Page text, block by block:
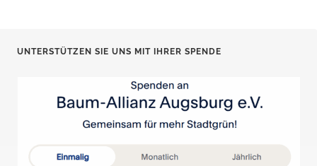
UNTERSTÜTZEN SIE UNS MIT IHRER SPENDE